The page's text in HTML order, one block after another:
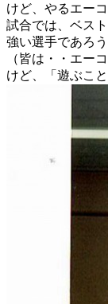
けど、やるエー
試合では、ベス
強い選手であろ
（皆は・・エー
けど、「遊ぶこ